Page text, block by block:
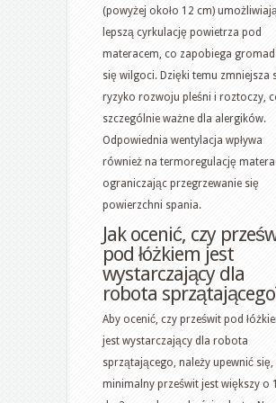
(powyżej około 12 cm)
lepszą cyrkulację powietrza pod
materacem, co zapobiega
się wilgoci. Dzięki temu zmniejsza
ryzyko rozwoju pleśni i roztoczy,
szczególnie ważne dla alergików.
Odpowiednia wentylacja wpływa
również na termoregulację
ograniczając przegrzewanie się
powierzchni spania.
Jak ocenić, czy
pod łóżkiem jest
wystarczający dla
robota
Aby ocenić, czy prześwit pod
jest wystarczający dla robota
sprzątającego, należy upewnić się,
minimalny prześwit jest większy o